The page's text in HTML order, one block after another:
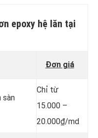
epoxy hệ lăn tại
Đơn giá
sàn
Chỉ từ
15.000 –
20.000₫/md